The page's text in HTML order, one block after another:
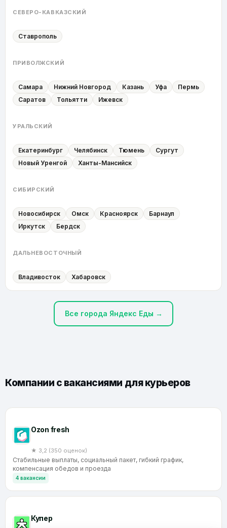
СЕВЕРО-КАВКАЗСКИЙ
Ставрополь
ПРИВОЛЖСКИЙ
Самара Нижний Новгород Казань Уфа
Пермь
Саратов
Тольятти Ижевск
УРАЛЬСКИЙ
Екатеринбург Челябинск Тюмень
Сургут
Новый Уренгой
Ханты-Мансийск
СИБИРСКИЙ
Новосибирск Омск Красноярск
Барнаул
Иркутск
Бердск
ДАЛЬНЕВОСТОЧНЫЙ
Владивосток Хабаровск
Все города Яндекс Еды →
Компании с вакансиями для курьеров
Ozon fresh
★ 3,2 (350 оценок)
Стабильные выплаты, социальный пакет, гибкий график,
компенсация обедов и проезда
4 вакансии
Купер